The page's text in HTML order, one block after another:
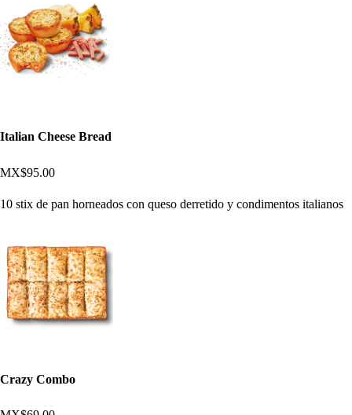
Italian Cheese Bread
MX$95.00
10 stix de pan horneados con queso derretido y condimentos italianos
Crazy Combo